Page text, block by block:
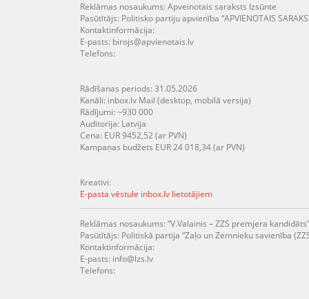
Reklāmas nosaukums: Apveinotais saraksts Izsūnte
Pasūtītājs: Politisko partiju apvienība “APVIENOTAIS
Kontaktinformācija:
E-pasts: birojs@apvienotais.lv
Telefons:
Rādīšanas periods: 31.05.2026
Kanāli: inbox.lv Mail (desktop, mobilā versija)
Rādījumi: ~930 000
Auditorija: Latvija
Cena: EUR 9452,52 (ar PVN)
Kampaņas budžets EUR 24 018,34 (ar PVN)
Kreativi:
E-pasta vēstule inbox.lv lietotājiem
Reklāmas nosaukums: “V.Valainis – ZZS premjera kandidāts”
Pasūtītājs: Politiskā partija “Zaļo un Zemnieku savienība
Kontaktinformācija:
E-pasts: info@lzs.lv
Telefons: